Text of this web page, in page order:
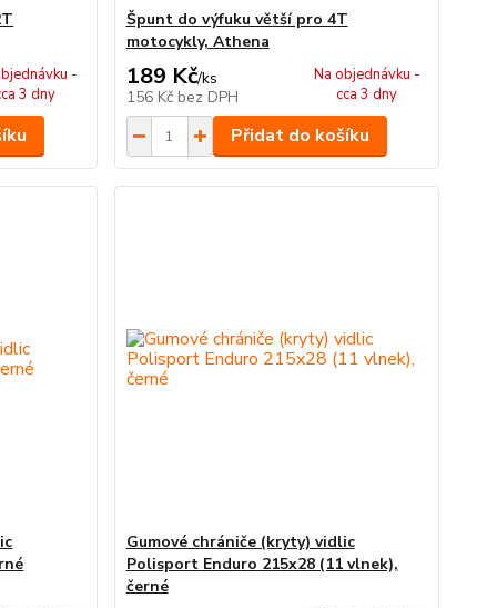
-
3 dny
Špunt do výfuku větší pro 4T
motocykly, Athena
189 Kč/ks
156 Kč bez DPH
Na objednávku -
cca 3 dny
Přidat do košíku
Gumové chrániče (kryty) vidlic
Polisport Enduro 215x28 (11 vlnek),
černé